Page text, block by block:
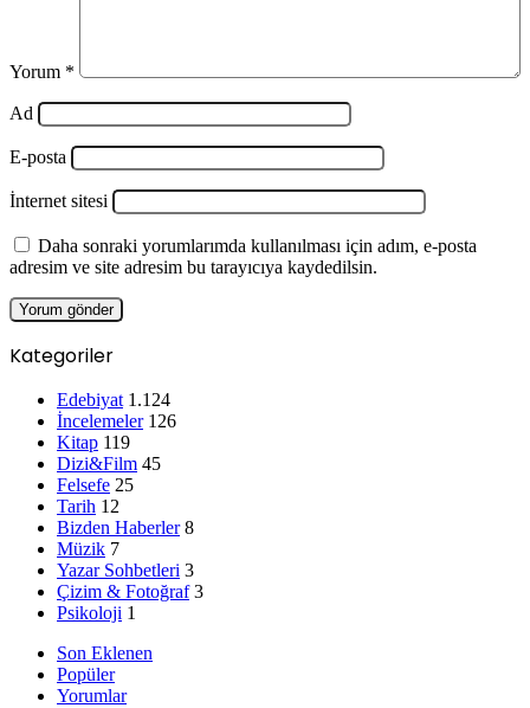
Yorum *
Ad
E-posta
İnternet sitesi
Daha sonraki yorumlarımda kullanılması için adım, e-posta
adresim ve site adresim bu tarayıcıya kaydedilsin.
Kategoriler
Edebiyat 1.124
İncelemeler 126
Kitap 119
Dizi&Film 45
Felsefe 25
Tarih 12
Bizden Haberler 8
Müzik 7
Yazar Sohbetleri 3
Çizim & Fotoğraf 3
Psikoloji 1
Son Eklenen
Popüler
Yorumlar